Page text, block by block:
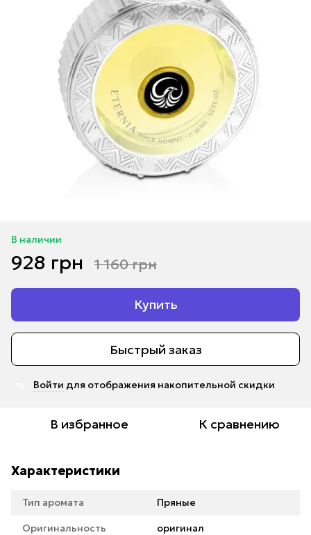
В наличии
928 грн 1 160 грн
Купить
Быстрый заказ
Войти для отображения накопительной скидки
В избранное К сравнению
Характеристики
Тип аромата Пряные
Оригинальность оригинал